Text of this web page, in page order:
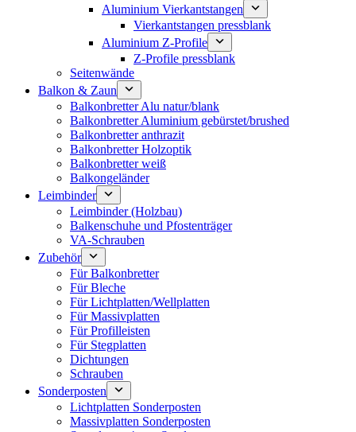
Aluminium Vierkantstangen
Vierkantstangen pressblank
Aluminium Z-Profile
Z-Profile pressblank
Seitenwände
Balkon & Zaun
Balkonbretter Alu natur/blank
Balkonbretter Aluminium gebürstet/brushed
Balkonbretter anthrazit
Balkonbretter Holzoptik
Balkonbretter weiß
Balkongeländer
Leimbinder
Leimbinder (Holzbau)
Balkenschuhe und Pfostenträger
VA-Schrauben
Zubehör
Für Balkonbretter
Für Bleche
Für Lichtplatten/Wellplatten
Für Massivplatten
Für Profilleisten
Für Stegplatten
Dichtungen
Schrauben
Sonderposten
Lichtplatten Sonderposten
Massivplatten Sonderposten